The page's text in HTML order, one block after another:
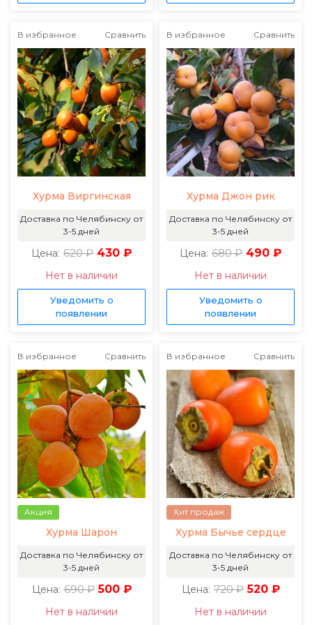
В избранное Сравнить
Хурма Виргинская
Доставка по Челябинску от
3-5 дней
Цена: 620 ₽ 430 ₽
Нет в наличии
Уведомить о
появлении
В избранное Сравнить
Хурма Джон рик
Доставка по Челябинску от
3-5 дней
Цена: 680 ₽ 490 ₽
Нет в наличии
Уведомить о
появлении
В избранное Сравнить
Акция
Хурма Шарон
Доставка по Челябинску от
3-5 дней
Цена: 690 ₽ 500 ₽
Нет в наличии
В избранное Сравнить
Хит продаж
Хурма Бычье сердце
Доставка по Челябинску от
3-5 дней
Цена: 720 ₽ 520 ₽
Нет в наличии